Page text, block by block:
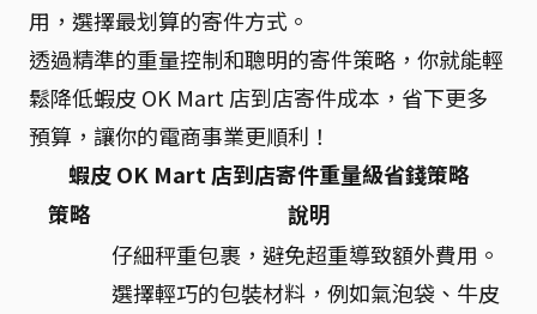
用，選擇最划算的寄件方式。
透過精準的重量控制和聰明的寄件策略，你就能輕
鬆降低蝦皮 OK Mart 店到店寄件成本，省下更多
預算，讓你的電商事業更順利！
蝦皮 OK Mart 店到店寄件重量級省錢策略
策略
說明
仔細秤重包裹，避免超重導致額外費用。
選擇輕巧的包裝材料，例如氣泡袋、牛皮